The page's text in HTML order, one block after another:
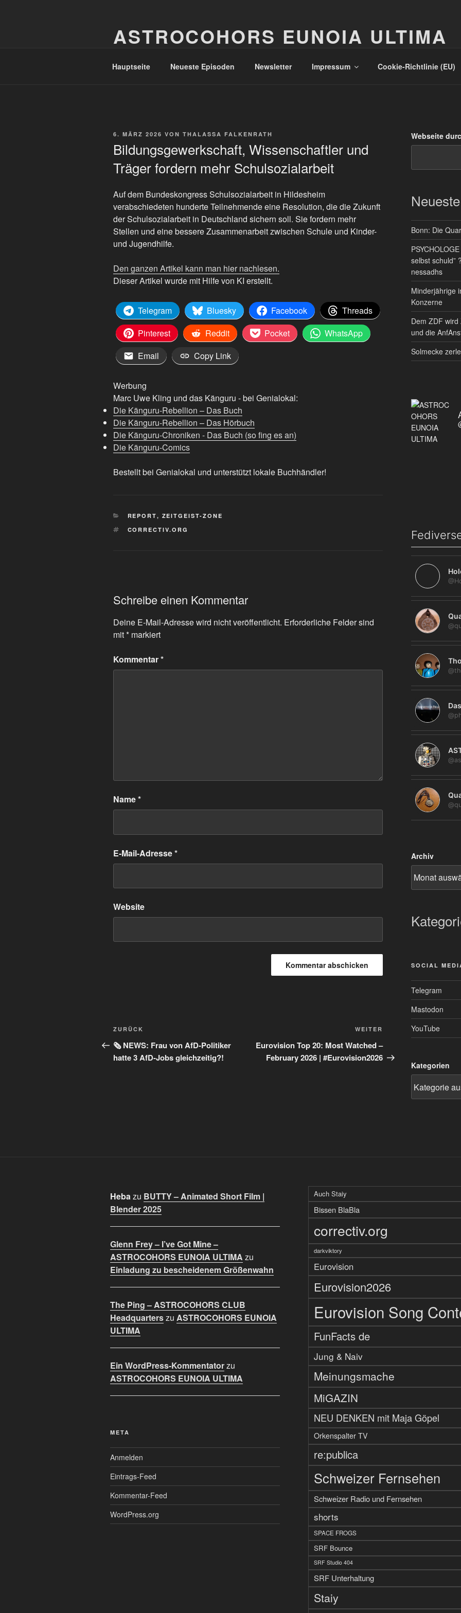
ASTROCOHORS EUNOIA ULTIMA
Hauptseite Neueste Episoden Newsletter Impressum Cookie-Richtlinie (EU)
VERÖFFENTLICHT
6. MÄRZ 2026 VON THALASSA FALKENRATH
Bildungsgewerkschaft, Wissenschaftler und
Träger fordern mehr Schulsozialarbeit
Auf dem Bundeskongress Schulsozialarbeit in Hildesheim
verabschiedeten hunderte Teilnehmende eine Resolution, die die Zukunft
der Schulsozialarbeit in Deutschland sichern soll. Sie fordern mehr
Stellen und eine bessere Zusammenarbeit zwischen Schule und Kinder-
und Jugendhilfe.
Den ganzen Artikel kann man hier nachlesen.
Dieser Artikel wurde mit Hilfe von KI erstellt.
Telegram Bluesky Facebook
Threads
Pinterest
Reddit Pocket
WhatsApp
Email
Copy Link
Werbung
Marc Uwe Kling und das Känguru - bei Genialokal:
Die Känguru-Rebellion – Das Buch
Die Känguru-Rebellion – Das Hörbuch
Die Känguru-Chroniken - Das Buch (so fing es an)
Die Känguru-Comics
Bestellt bei Genialokal und unterstützt lokale Buchhändler!
KATEGORIEN
REPORT, ZEITGEIST-ZONE
SCHLAGWÖRTER
CORRECTIV.ORG
Schreibe einen Kommentar
Deine E-Mail-Adresse wird nicht veröffentlicht. Erforderliche Felder sind
mit* markiert
Kommentar*
Name*
E-Mail-Adresse*
Website
Beitragsnavigation
Vorheriger
Beitrag
ZURÜCK
🗞️ NEWS: Frau von AfD-Politiker
hatte 3 AfD-Jobs gleichzeitig?!
Nächster
Beitrag
WEITER
Eurovision Top 20: Most Watched –
February 2026 | #Eurovision2026
Webseite
Bonn: Die
selbst schuld”
nessadhs
Minderjährige
Konzerne
Dem ZDF
und die
Solmecke
Archiv
SOCIAL
Telegram
Mastodon
YouTube
Kategorien
Hebazu BUTTY – Animated Short Film |
Blender 2025
Glenn Frey – I’ve Got Mine –
ASTROCOHORS EUNOIA ULTIMA zu
Einladung zu bescheidenem Größenwahn
The Ping – ASTROCOHORS CLUB
Headquarterszu ASTROCOHORS EUNOIA
ULTIMA
Ein WordPress-Kommentatorzu
ASTROCOHORS EUNOIA ULTIMA
META
Anmelden
Eintrags-Feed
Kommentar-Feed
WordPress.org
Auch Staiy
Bissen BlaBla
correctiv.org
darkviktory
Eurovision
Eurovision2026
Eurovision Song
FunFacts de
Jung & Naiv
Meinungsmache
MiGAZIN
NEU DENKEN mit Maja Göpel
Orkenspalter TV
re:publica
Schweizer Fernsehen
Schweizer Radio und Fernsehen
shorts
SPACE FROGS
SRF Bounce
SRF Studio 404
SRF Unterhaltung
Staiy